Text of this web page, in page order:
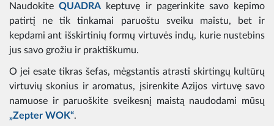
NaudokiteQUADRA keptuvę ir pagerinkite savo kepimo
patirtį ne tik tinkamai paruoštu sveiku maistu, bet ir
kepdami ant išskirtinių formų virtuvės indų, kurie nustebins
jus savo grožiu ir praktiškumu.
O jei esate tikras šefas, mėgstantis atrasti skirtingų kultūrų
virtuvių skonius ir aromatus, įsirenkite Azijos virtuvę savo
namuose ir paruoškite sveikesnį maistą naudodami mūsų
„Zepter WOK“.